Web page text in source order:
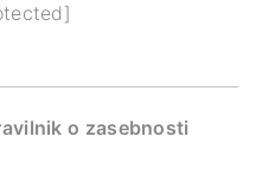
o zasebnosti